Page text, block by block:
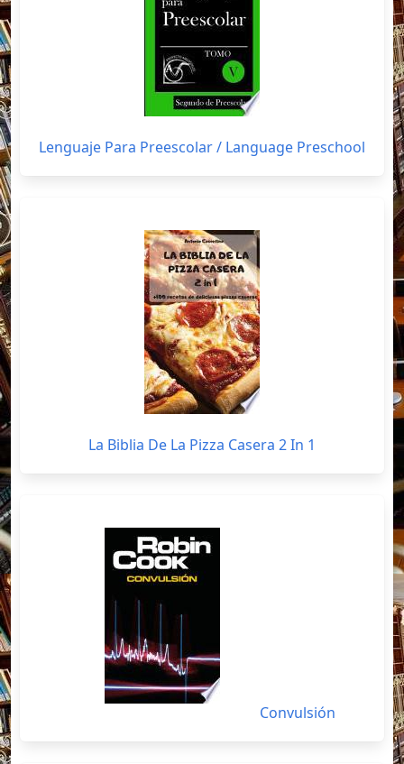
Lenguaje Para Preescolar / Language Preschool
La Biblia De La Pizza Casera 2 In 1
Convulsión